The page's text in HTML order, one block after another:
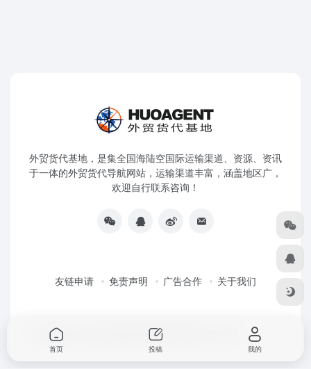
外贸货代基地，是集全国海陆空国际运输渠道、资源、资讯
于一体的外贸货代导航网站，运输渠道丰富，涵盖地区广，
欢迎自行联系咨询！
友链申请 免责声明 广告合作 关于我们
Copyright © 2026 外贸货代基地粤ICP备2023157751号
首页 投稿 我的